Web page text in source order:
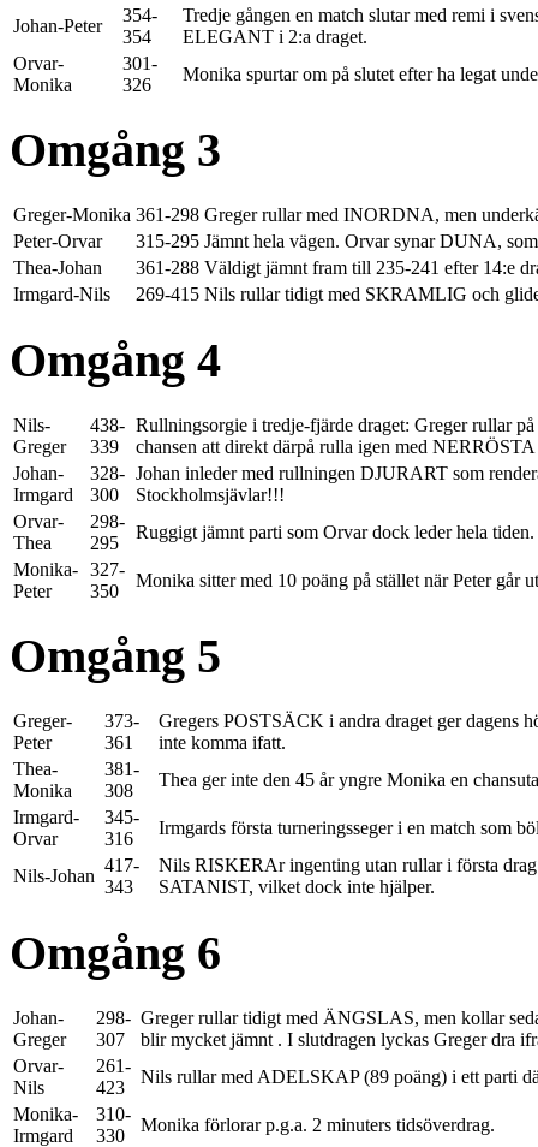
Johan-Peter
354-
354
Tredje gången en match slutar med remi i
ELEGANT i 2:a draget.
Orvar-
Monika
301-
326
Monika spurtar om på slutet efter ha legat
Omgång 3
Greger-Monika 361-298 Greger rullar med INORDNA, men
Peter-Orvar
315-295 Jämnt hela vägen. Orvar synar DUNA,
Thea-Johan
361-288 Väldigt jämnt fram till 235-241 efter 14:e
Irmgard-Nils
269-415 Nils rullar tidigt med SKRAMLIG och
Omgång 4
Nils-
Greger
438-
339
Rullningsorgie i tredje-fjärde draget: Greger rullar
chansen att direkt därpå rulla igen med
Johan-
Irmgard
328-
300
Johan inleder med rullningen DJURART som
Stockholmsjävlar!!!
Orvar-
Thea
298-
295
Ruggigt jämnt parti som Orvar dock leder hela tiden.
Monika-
Peter
327-
350
Monika sitter med 10 poäng på stället när Peter går
Omgång 5
Greger-
Peter
373-
361
Gregers POSTSÄCK i andra draget ger dagens
inte komma ifatt.
Thea-
Monika
381-
308
Thea ger inte den 45 år yngre Monika en
Irmgard-
Orvar
345-
316
Irmgards första turneringsseger i en match som
Nils-Johan
417-
343
Nils RISKERAr ingenting utan rullar i första
SATANIST, vilket dock inte hjälper.
Omgång 6
Johan-
Greger
298-
307
Greger rullar tidigt med ÄNGSLAS, men kollar
blir mycket jämnt . I slutdragen lyckas Greger dra
Orvar-
Nils
261-
423
Nils rullar med ADELSKAP (89 poäng) i ett parti
Monika-
Irmgard
310-
330
Monika förlorar p.g.a. 2 minuters tidsöverdrag.